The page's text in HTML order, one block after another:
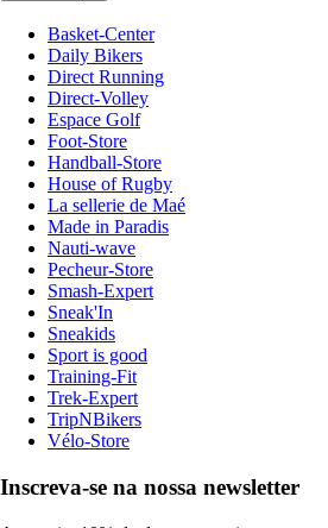
Basket-Center
Daily Bikers
Direct Running
Direct-Volley
Espace Golf
Foot-Store
Handball-Store
House of Rugby
La sellerie de Maé
Made in Paradis
Nauti-wave
Pecheur-Store
Smash-Expert
Sneak'In
Sneakids
Sport is good
Training-Fit
Trek-Expert
TripNBikers
Vélo-Store
Inscreva-se na nossa newsletter